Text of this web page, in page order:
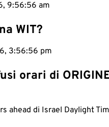
9:56:57 am
WIT?
3:56:57 pm
orari di
ahead di Israel Daylight